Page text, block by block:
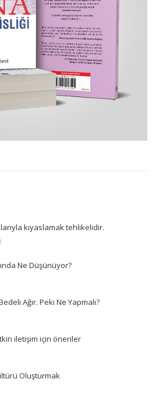
kıyaslamak tehlikelidir.
Ne Düşünüyor?
Ağır. Peki Ne Yapmalı?
iletişim için öneriler
Oluşturmak